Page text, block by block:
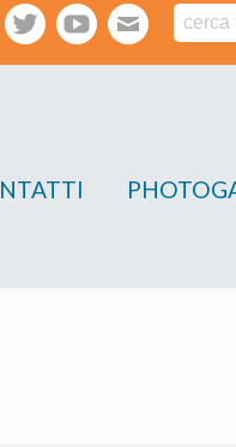
twitteryoutubewebmail